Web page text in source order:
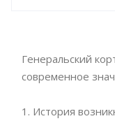
Генеральский
современное
1. История